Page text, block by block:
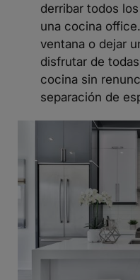
derribar todos
una cocina
ventana o dejar
disfrutar de
cocina sin
separación de